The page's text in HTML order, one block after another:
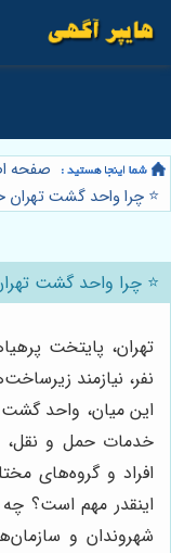
صفحه
⭐️ چرا واحد گشت
⭐️ چرا واحد گشت
تهران، پایتخت
نفر، نیازمند
این میان، واحد گشت
خدمات حمل و نقل،
افراد و گروه‌های
اینقدر مهم است؟
شهروندان و